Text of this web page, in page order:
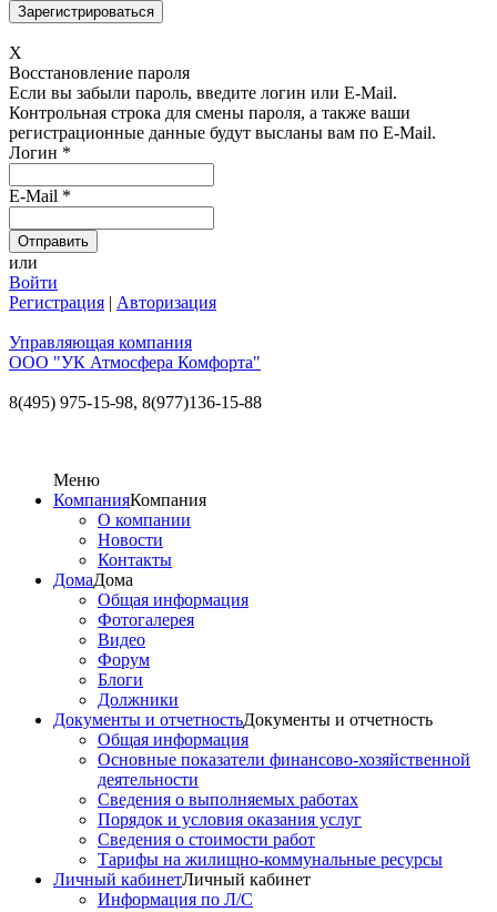
X
Восстановление пароля
Если вы забыли пароль, введите логин или E-Mail.
Контрольная строка для смены пароля, а также ваши
регистрационные данные будут высланы вам по E-Mail.
Логин *
E-Mail *
или
Войти
Регистрация | Авторизация
Управляющая компания
ООО "УК Атмосфера Комфорта"
8(495) 975-15-98, 8(977)136-15-88
Меню
КомпанияКомпания
О компании
Новости
Контакты
ДомаДома
Общая информация
Фотогалерея
Видео
Форум
Блоги
Должники
Документы и отчетностьДокументы и отчетность
Общая информация
Основные показатели финансово-хозяйственной
деятельности
Сведения о выполняемых работах
Порядок и условия оказания услуг
Сведения о стоимости работ
Тарифы на жилищно-коммунальные ресурсы
Личный кабинетЛичный кабинет
Информация по Л/С